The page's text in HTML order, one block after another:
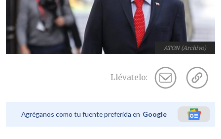
ATON (Archivo)
Llévatelo:
Agréganos como tu fuente preferida en Google